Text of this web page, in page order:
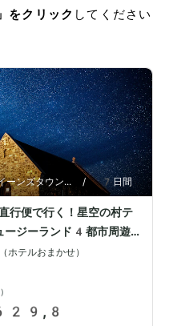
をクリック してください